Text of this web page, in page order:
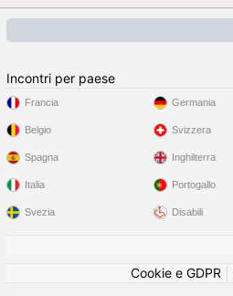
Incontri per paese
Francia
Belgio
Spagna
Italia
Svezia
Germania
Svizzera
Inghilterra
Portogallo
Disabili
Cookie e GDPR